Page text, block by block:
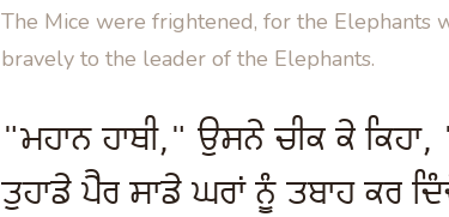
The Mice were frightened, for the Elephants
bravely to the leader of the Elephants.
"ਮਹਾਨ ਹਾਥੀ," ਉਸਨੇ ਚੀਕ ਕੇ
ਤੁਹਾਡੇ ਪੈਰ ਸਾਡੇ ਘਰਾਂ ਨੂੰ ਤਬਾਹ ਕਰ